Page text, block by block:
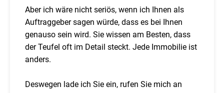
Aber ich wäre nicht seriös, wenn ich Ihnen als
Auftraggeber sagen würde, dass es bei Ihnen
genauso sein wird. Sie wissen am Besten, dass
der Teufel oft im Detail steckt. Jede Immobilie ist
anders.
Deswegen lade ich Sie ein, rufen Sie mich an